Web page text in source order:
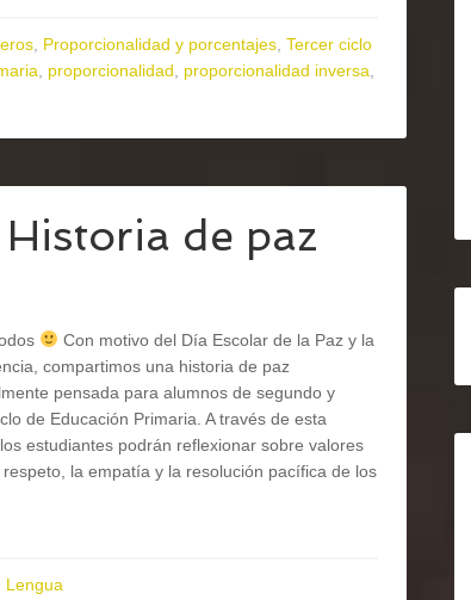
Proporcionalidad y porcentajes Tercer ciclo
proporcionalidad proporcionalidad inversa
de paz
Con motivo del Día Escolar de la Paz y la
compartimos una historia de paz
pensada para alumnos de segundo y
de Educación Primaria. A través de esta
estudiantes podrán reflexionar sobre valores
la empatía y la resolución pacífica de los
Lengua